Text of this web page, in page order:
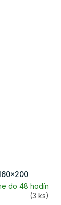
do 48 hodín
(3 ks)